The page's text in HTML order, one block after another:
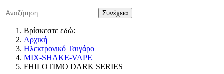
Βρίσκεστε εδώ:
Αρχική
Ηλεκτρονικό Τσιγάρο
MIX-SHAKE-VAPE
FHILOTIMO DARK SERIES